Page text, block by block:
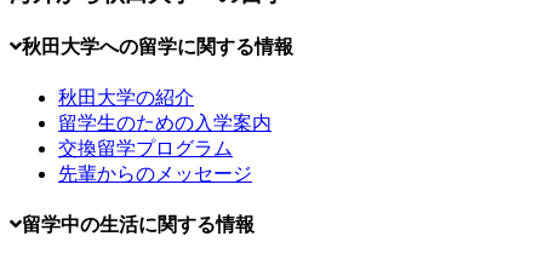
秋田大学への留学に関する情報
秋田大学の紹介
留学生のための入学案内
交換留学プログラム
先輩からのメッセージ
留学中の生活に関する情報